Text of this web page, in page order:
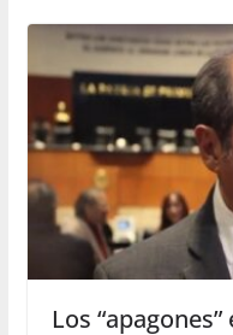
Los